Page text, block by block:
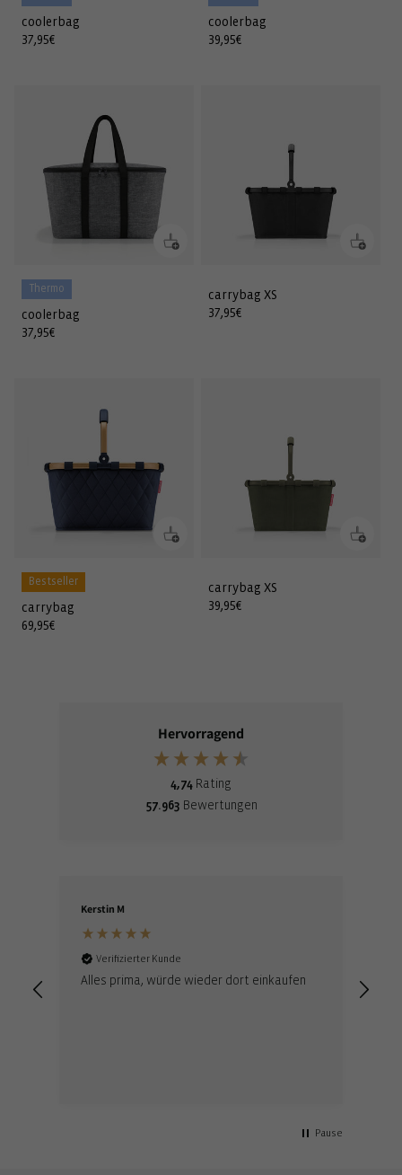
coolerbag
Normaler
37,95€
coolerbag
Normaler
39,95€
Thermo
coolerbag
Normaler
37,95€
carrybag XS
Normaler
37,95€
Bestseller
carrybag
Normaler
69,95€
carrybag XS
Normaler
39,95€
Hervorragend
4,74 Rating
57.963 Bewertungen
Kerstin M
Verifizierter Kunde
Alles prima, würde wieder dort einkaufen
Pause